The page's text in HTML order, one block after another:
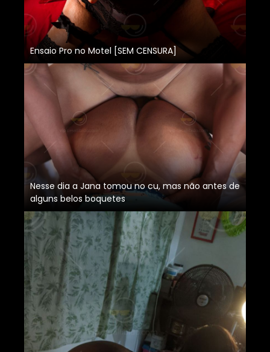
Ensaio Pro no Motel [SEM CENSURA]
Nesse dia a Jana tomou no cu, mas não antes de
alguns belos boquetes